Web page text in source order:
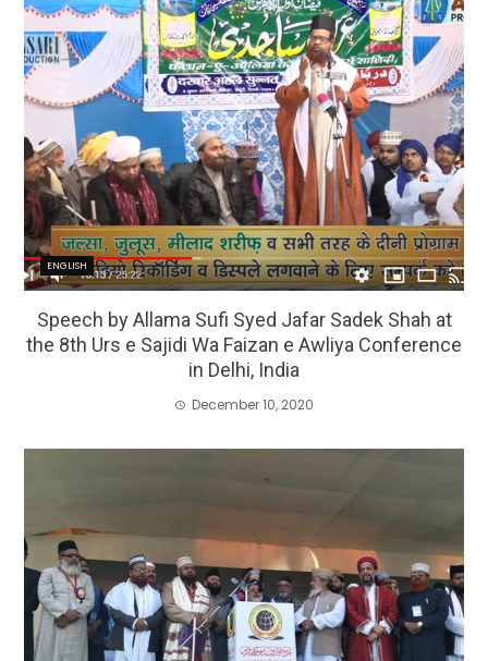
ENGLISH
Speech by Allama Sufi Syed Jafar Sadek Shah at
the 8th Urs e Sajidi Wa Faizan e Awliya Conference
in Delhi, India
December 10, 2020